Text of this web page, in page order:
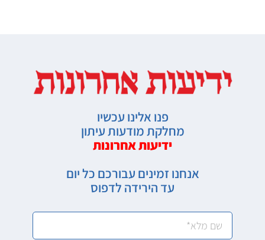
פנו אלינו עכשיו
מחלקת מודעות עיתון
ידיעות אחרונות
אנחנו זמינים עבורכם כל יום
עד הירידה לדפוס